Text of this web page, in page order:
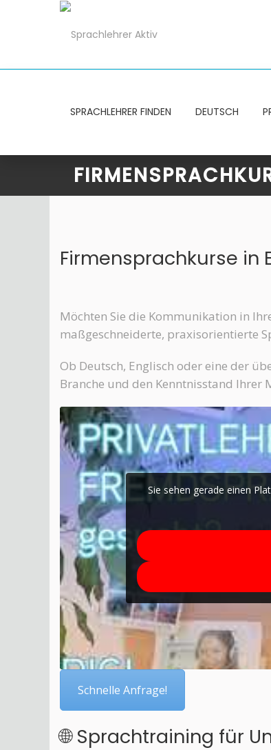
SPRACHLEHRER FINDEN DEUTSCH
Firmensprachkurse in
Möchten Sie die Kommunikation in
maßgeschneiderte, praxisorientierte
Ob Deutsch, Englisch oder eine der
Branche und den Kenntnisstand
Sie sehen gerade einen
Schnelle Anfrage!
🌐 Sprachtraining für